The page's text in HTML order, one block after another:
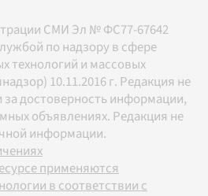
СМИ Эл № ФС77-67642
по надзору в сфере
технологий и массовых
10.11.2016 г. Редакция не
за достоверность информации,
объявлениях. Редакция не
информации.
применяются
в соответствии с